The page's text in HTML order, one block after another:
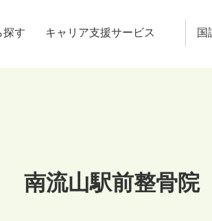
探す キャリア支援サービス 国
南流山駅前整骨院